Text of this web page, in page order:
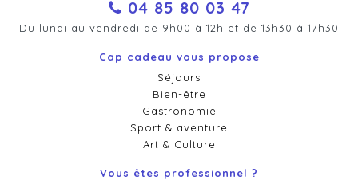
04 85 80 03 47
Du lundi au vendredi de 9h00 à 12h et de 13h30 à 17h30
Cap cadeau vous propose
Séjours
Bien-être
Gastronomie
Sport & aventure
Art & Culture
Vous êtes professionnel ?